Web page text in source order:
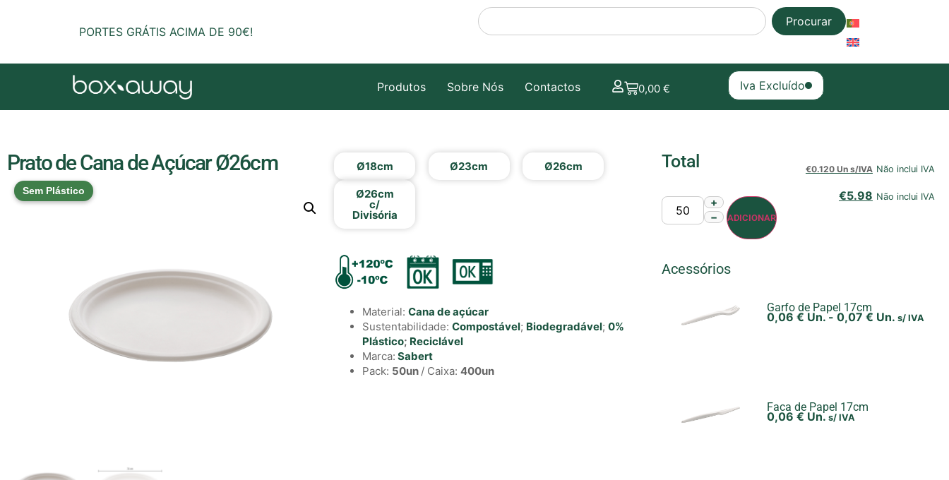
PORTES GRÁTIS ACIMA DE 90€!
Procurar
Produtos Sobre Nós Contactos 0,00 € Iva Excluído
Prato de Cana de Açúcar Ø26cm
Sem Plástico
Ø18cm Ø23cm Ø26cm
Ø26cm
c/
Divisória
Material:Cana de açúcar
Sustentabilidade:Compostável; Biodegradável;0%
Plástico; Reciclável
Marca: Sabert
Pack: 50un / Caixa:400un
Total €0.120 Un s/IVA Não inclui IVA
€5.98 Não inclui IVA
+
−
ADICIONAR
Acessórios
Garfo de Papel 17cm
0,06 € Un.- 0,07 € Un. s/ IVA
Faca de Papel 17cm
0,06 € Un. s/ IVA